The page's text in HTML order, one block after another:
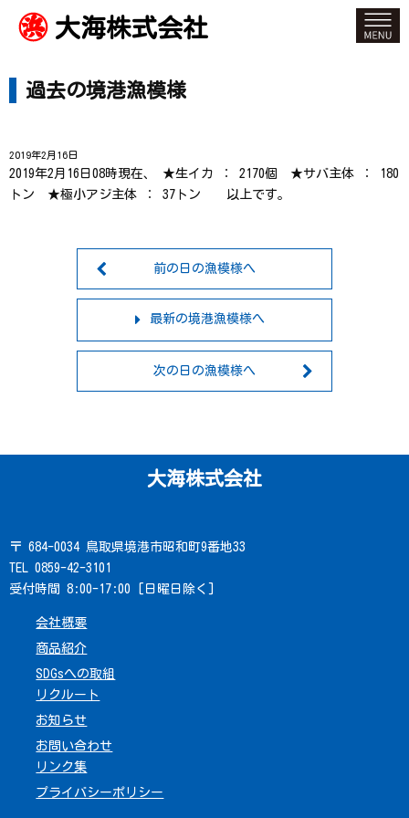
大海株式会社
過去の境港漁模様
2019年2月16日
2019年2月16日08時現在、 ★生イカ ： 2170個 ★サバ主体 ： 180
トン ★極小アジ主体 ： 37トン 以上です。
前の日の漁模様へ
最新の境港漁模様へ
次の日の漁模様へ
大海株式会社
〒 684-0034 鳥取県境港市昭和町9番地33
TEL 0859-42-3101
受付時間 8:00-17:00 [日曜日除く]
会社概要
商品紹介
SDGsへの取組
リクルート
お知らせ
お問い合わせ
リンク集
プライバシーポリシー